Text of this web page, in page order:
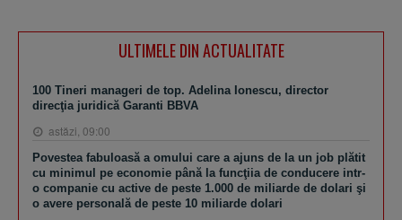
ULTIMELE DIN ACTUALITATE
100 Tineri manageri de top. Adelina Ionescu, director
direcţia juridică Garanti BBVA
astăzi, 09:00
Povestea fabuloasă a omului care a ajuns de la un job plătit
cu minimul pe economie până la funcţiia de conducere intr-
o companie cu active de peste 1.000 de miliarde de dolari şi
o avere personală de peste 10 miliarde dolari